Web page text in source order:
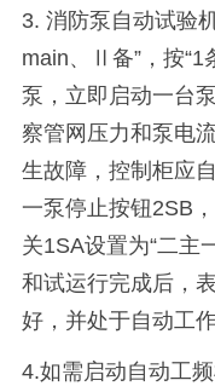
3. 消防泵自动试验
main、Ⅱ备”，按“1
泵，立即启动一台
察管网压力和泵电
生故障，控制柜应
一泵停止按钮2SB
关1SA设置为“二主
和试运行完成后，
好，并处于自动工
4.如需启动自动工